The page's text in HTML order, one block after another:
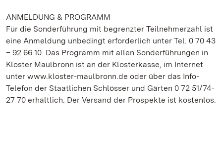
ANMELDUNG & PROGRAMM
Für die Sonderführung mit begrenzter Teilnehmerzahl ist
eine Anmeldung unbedingt erforderlich unter Tel. 0 70 43
– 92 66 10. Das Programm mit allen Sonderführungen in
Kloster Maulbronn ist an der Klosterkasse, im Internet
unter www.kloster-maulbronn.de oder über das Info-
Telefon der Staatlichen Schlösser und Gärten 0 72 51/74-
27 70 erhältlich. Der Versand der Prospekte ist kostenlos.